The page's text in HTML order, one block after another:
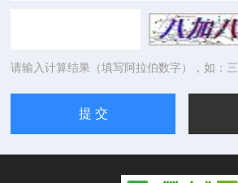
请输入计算结果（填写阿拉伯数字），如：